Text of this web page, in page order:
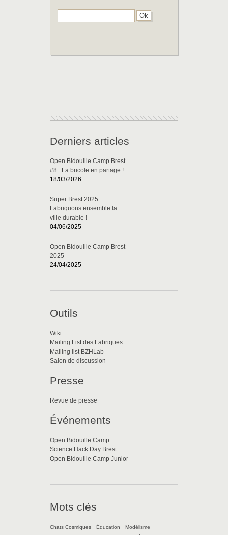
Derniers articles
Open Bidouille Camp Brest
#8 : La bricole en partage !
18/03/2026
Super Brest 2025 :
Fabriquons ensemble la
ville durable !
04/06/2025
Open Bidouille Camp Brest
2025
24/04/2025
Outils
Wiki
Mailing List des Fabriques
Mailing list BZHLab
Salon de discussion
Presse
Revue de presse
Événements
Open Bidouille Camp
Science Hack Day Brest
Open Bidouille Camp Junior
Mots clés
Chats Cosmiques Éducation
Modélisme